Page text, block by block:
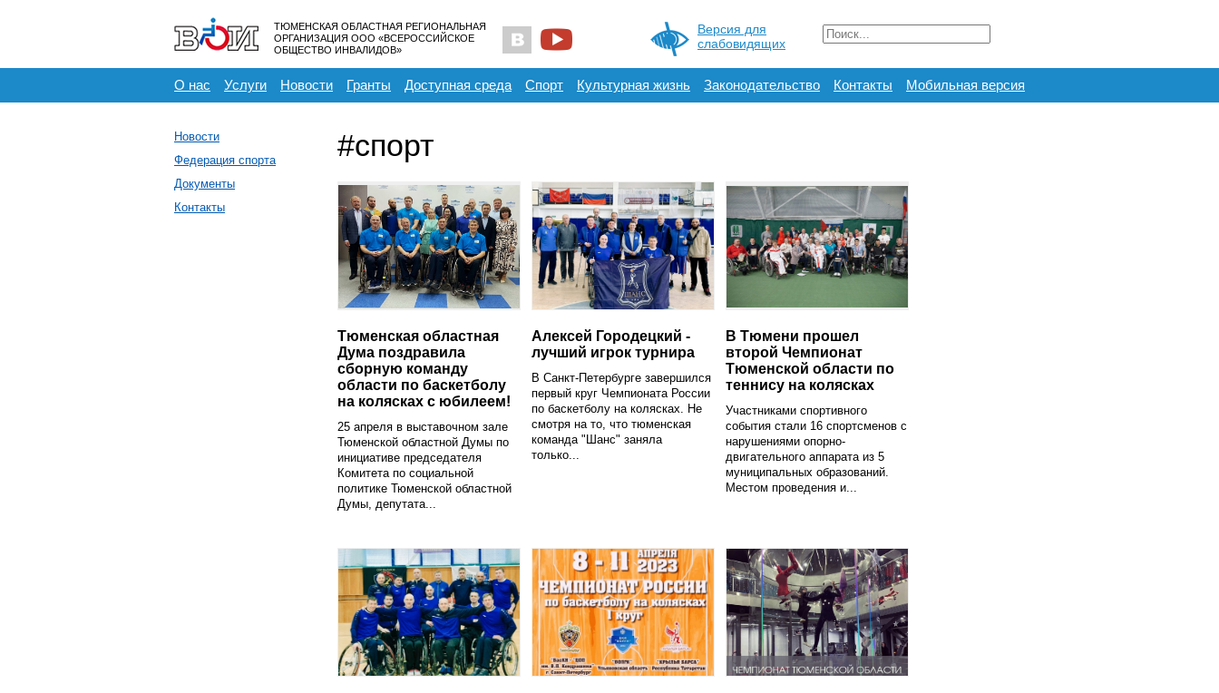
ТЮМЕНСКАЯ ОБЛАСТНАЯ РЕГИОНАЛЬНАЯ
ОРГАНИЗАЦИЯ ООО «ВСЕРОССИЙСКОЕ
ОБЩЕСТВО ИНВАЛИДОВ»
Версия для
слабовидящих
О нас Услуги Новости Гранты Доступная среда Спорт Культурная жизнь Законодательство Контакты Мобильная версия
Новости
Федерация спорта
Документы
Контакты
#спорт
Тюменская областная
Дума поздравила
сборную команду
области по баскетболу
на колясках с юбилеем!
25 апреля в выставочном зале
Тюменской областной Думы по
инициативе председателя
Комитета по социальной
политике Тюменской областной
Думы, депутата...
Алексей Городецкий -
лучший игрок турнира
В Санкт-Петербурге завершился
первый круг Чемпионата России
по баскетболу на колясках. Не
смотря на то, что тюменская
команда "Шанс" заняла
только...
В Тюмени прошел
второй Чемпионат
Тюменской области по
теннису на колясках
Участниками спортивного
события стали 16 спортсменов с
нарушениями опорно-
двигательного аппарата из 5
муниципальных образований.
Местом проведения и...